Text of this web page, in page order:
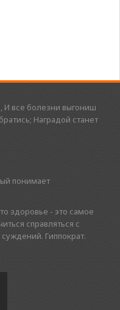
И все болезни выгониш
Наградой станет
понимает
здоровье - это самое
справляться с
Гиппократ.